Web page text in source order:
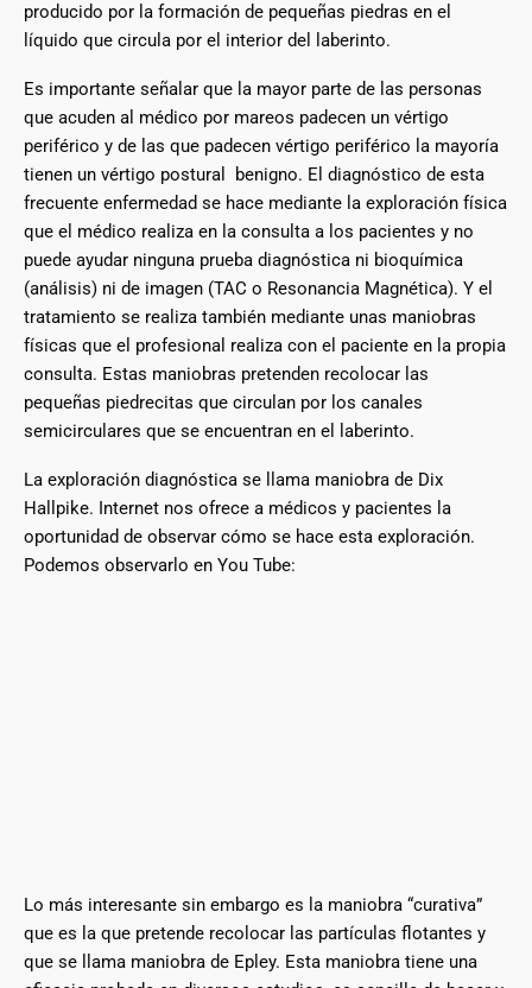
producido por la formación de pequeñas piedras en el
líquido que circula por el interior del laberinto.
Es importante señalar que la mayor parte de las personas
que acuden al médico por mareos padecen un vértigo
periférico y de las que padecen vértigo periférico la mayoría
tienen un vértigo postural benigno. El diagnóstico de esta
frecuente enfermedad se hace mediante la exploración física
que el médico realiza en la consulta a los pacientes y no
puede ayudar ninguna prueba diagnóstica ni bioquímica
(análisis) ni de imagen (TAC o Resonancia Magnética). Y el
tratamiento se realiza también mediante unas maniobras
físicas que el profesional realiza con el paciente en la propia
consulta. Estas maniobras pretenden recolocar las
pequeñas piedrecitas que circulan por los canales
semicirculares que se encuentran en el laberinto.
La exploración diagnóstica se llama maniobra de Dix
Hallpike. Internet nos ofrece a médicos y pacientes la
oportunidad de observar cómo se hace esta exploración.
Podemos observarlo en You Tube:
Lo más interesante sin embargo es la maniobra “curativa”
que es la que pretende recolocar las partículas flotantes y
que se llama maniobra de Epley. Esta maniobra tiene una